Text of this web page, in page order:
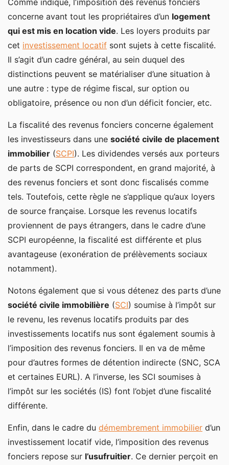
Comme indiqué, l’imposition des revenus fonciers
concerne avant tout les propriétaires d’un logement
qui est mis en location vide. Les loyers produits par
cet investissement locatif sont sujets à cette fiscalité.
Il s’agit d’un cadre général, au sein duquel des
distinctions peuvent se matérialiser d’une situation à
une autre : type de régime fiscal, sur option ou
obligatoire, présence ou non d’un déficit foncier, etc.
La fiscalité des revenus fonciers concerne également
les investisseurs dans une société civile de placement
immobilier (SCPI). Les dividendes versés aux porteurs
de parts de SCPI correspondent, en grand majorité, à
des revenus fonciers et sont donc fiscalisés comme
tels. Toutefois, cette règle ne s’applique qu’aux loyers
de source française. Lorsque les revenus locatifs
proviennent de pays étrangers, dans le cadre d’une
SCPI européenne, la fiscalité est différente et plus
avantageuse (exonération de prélèvements sociaux
notamment).
Notons également que si vous détenez des parts d’une
société civile immobilière (SCI) soumise à l’impôt sur
le revenu, les revenus locatifs produits par des
investissements locatifs nus sont également soumis à
l’imposition des revenus fonciers. Il en va de même
pour d’autres formes de détention indirecte (SNC, SCA
et certaines EURL). A l’inverse, les SCI soumises à
l’impôt sur les sociétés (IS) font l’objet d’une fiscalité
différente.
Enfin, dans le cadre du démembrement immobilier d’un
investissement locatif vide, l’imposition des revenus
fonciers repose sur l’usufruitier. Ce dernier perçoit en